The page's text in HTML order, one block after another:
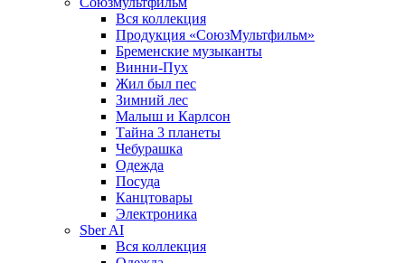
Вся коллекция
Продукция «СоюзМультфильм»
Бременские музыканты
Винни-Пух
Жил был пес
Зимний лес
Малыш и Карлсон
Тайна 3 планеты
Чебурашка
Одежда
Посуда
Канцтовары
Электроника
Sber AI
Вся коллекция